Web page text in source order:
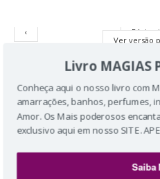
‹
Página
Ver versão
Livro MAGIAS
Conheça aqui o nosso livro com
amarrações, banhos, perfumes,
Amor. Os Mais poderosos
exclusivo aqui em nosso SITE.
Saiba